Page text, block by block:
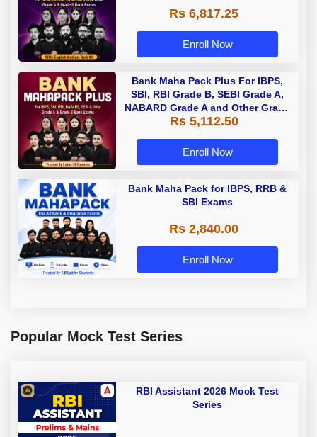
Rs 6,817.25
Enroll Now
Bank Maha Pack Plus For IBPS,
SBI, RBI Grade B, SEBI Grade A,
NABARD Grade A and Other Grade
A & Grade B Bank Exams
Rs 5,112.50
Enroll Now
Bank Maha Pack for IBPS, RRB &
SBI Exams
Rs 2,840.00
Enroll Now
Popular Mock Test Series
RBI Assistant 2026 Mock Test
Series